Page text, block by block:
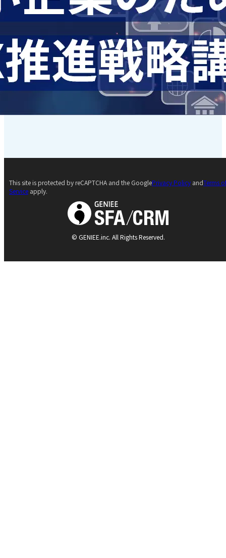
© GENIEE.inc. All Rights Reserved.
This site is protected by reCAPTCHA and the GooglePrivacy Policy andTerms
Service apply.